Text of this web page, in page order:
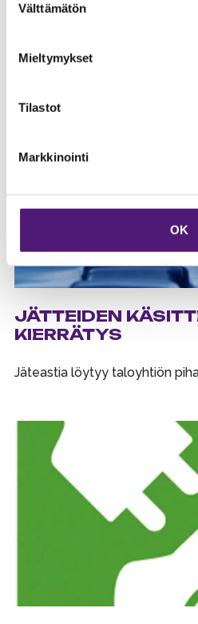
valinta
Välttämätön
Mieltymykset
Tilastot
Markkinointi
OK
Kaapin ovea ei tule myöskään
JÄTTEIDEN
KIERRÄTYS
Jäteastia löytyy taloyhtiön